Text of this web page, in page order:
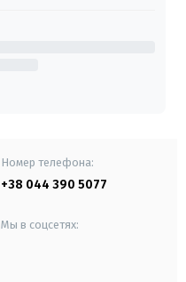
Номер телефона:
+38 044 390 5077
Мы в соцсетях: